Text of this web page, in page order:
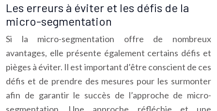
Les erreurs à éviter et les défis de la
micro-segmentation
Si la micro-segmentation offre de nombreux
avantages, elle présente également certains défis et
pièges à éviter. Il est important d’être conscient de ces
défis et de prendre des mesures pour les surmonter
afin de garantir le succès de l’approche de micro-